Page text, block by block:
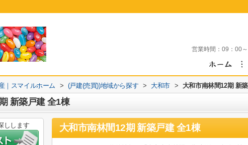
営業時間： 09：00
｜スマイルホーム > (戸建(売買))地域から探す > 大和市 > 大和市南林間12期 新
新築戸建 全1棟
大和市南林間12期 新築戸建 全1棟
しします